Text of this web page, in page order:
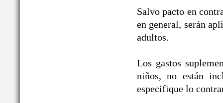
Salvo pacto en
en general, serán
adultos.
Los gastos
niños, no están
especifique lo